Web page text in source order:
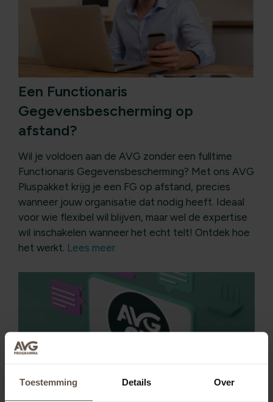
Toestemming Details Over
Een Functionaris
Gegevensbescherming op
afstand?
Wil je voldoen aan de AVG zonder een fulltime
Functionaris Gegevensbescherming? Met ons AVG
Pluspakket krijg je een FG op afstand, precies
wanneer jouw organisatie dat nodig heeft. Ideaal
voor wie flexibel wil blijven, maar wel de expertise
wil inschakelen wanneer het echt telt! Ontdek hoe
het werkt. Lees meer